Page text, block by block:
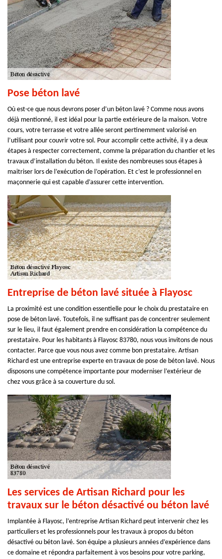
Pose béton lavé
Où est-ce que nous devrons poser d’un béton lavé ? Comme nous avons
déjà mentionné, il est idéal pour la partie extérieure de la maison. Votre
cours, votre terrasse et votre allée seront pertinemment valorisé en
l’utilisant pour couvrir votre sol. Pour accomplir cette activité, il y a deux
étapes à respecter correctement, comme la préparation du chantier et les
travaux d’installation du béton. Il existe des nombreuses sous étapes à
maitriser lors de l’exécution de l’opération. Et c’est le professionnel en
maçonnerie qui est capable d’assurer cette intervention.
Entreprise de béton lavé située à Flayosc
La proximité est une condition essentielle pour le choix du prestataire en
pose de béton lavé. Toutefois, il ne suffisant pas de concentrer seulement
sur le lieu, il faut également prendre en considération la compétence du
prestataire. Pour les habitants à Flayosc 83780, nous vous invitons de nous
contacter. Parce que vous nous avez comme bon prestataire. Artisan
Richard est une entreprise experte en travaux de pose de béton lavé. Nous
disposons une compétence importante pour moderniser l’extérieur de
chez vous grâce à sa couverture du sol.
Les services de Artisan Richard pour les
travaux sur le béton désactivé ou béton lavé
Implantée à Flayosc, l’entreprise Artisan Richard peut intervenir chez les
particuliers et les professionnels pour les travaux à propos du béton
désactivé ou béton lavé. Son équipe a plusieurs années d’expérience dans
ce domaine et répondra parfaitement à vos besoins pour votre parking,